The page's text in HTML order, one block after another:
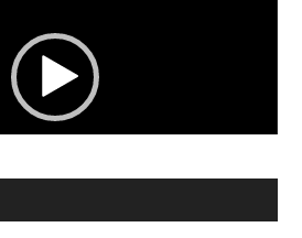
01:04
Presidenta Corporación